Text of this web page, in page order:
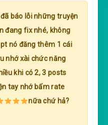
báo lỗi những truyện
đang fix nhé, không
nó đăng thêm 1 cái
nhớ xài chức năng
khi có 2, 3 posts
tay nhớ bấm rate
nữa chứ hả?